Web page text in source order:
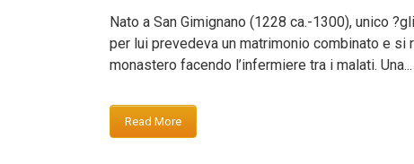
Nato a San Gimignano (1228 ca.-1300), unico
per lui prevedeva un matrimonio combinato e
monastero facendo l’infermiere tra i malati. Una...
Read More